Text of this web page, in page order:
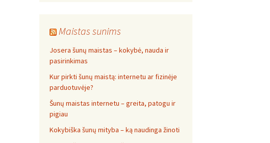
Maistas sunims
Josera šunų maistas – kokybė, nauda ir
pasirinkimas
Kur pirkti šunų maistą: internetu ar fizinėje
parduotuvėje?
Šunų maistas internetu – greita, patogu ir
pigiau
Kokybiška šunų mityba – ką naudinga žinoti